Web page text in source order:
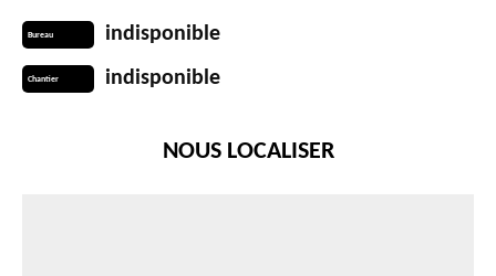
Bureau indisponible
Chantier indisponible
NOUS LOCALISER